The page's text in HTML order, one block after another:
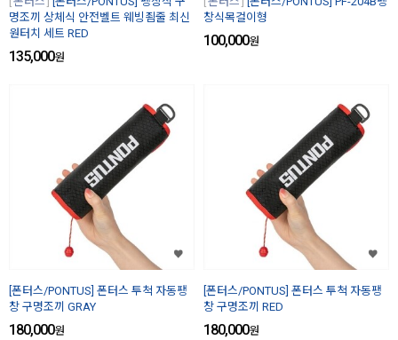
명조끼 상체식 안전벨트 웨빙죔줄 최신
원터치 세트 RED
135,000원
창식목걸이형
100,000원
[폰터스/PONTUS] 폰터스 투척 자동팽
창 구명조끼 GRAY
180,000원
[폰터스/PONTUS] 폰터스 투척 자동팽
창 구명조끼 RED
180,000원